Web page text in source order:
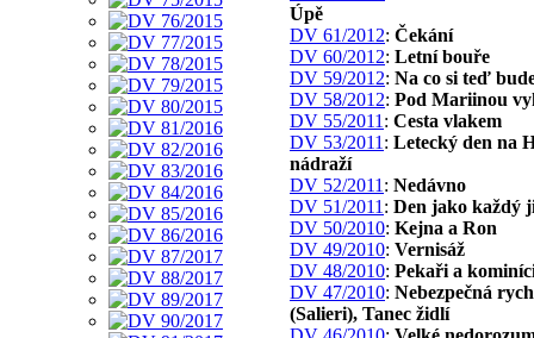
Úpě
DV 61/2012: Čekání
DV 60/2012: Letní bouře
DV 59/2012: Na co si teď
DV 58/2012: Pod Mariinou
DV 55/2011 : Cesta vlakem
DV 53/2011 : Letecký den na
nádraží
DV 52/2011 : Nedávno
DV 51/2011 : Den jako každý
DV 50/2010: Kejna a Ron
DV 49/2010: Vernisáž
DV 48/2010: Pekaři a
DV 47/2010: Nebezpečná
(Salieri), Tanec židlí